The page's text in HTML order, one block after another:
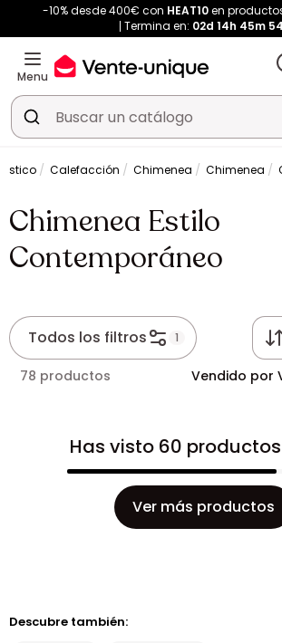
-10% desde 400€ con HEAT10en
Termina en: 02d 14h 45m
Menu
Calefacción Chimenea Chimenea
Chimenea Estilo
Contemporáneo
Todos los filtros 1
78 productos Vendido por
Has visto 60
Ver más productos
Descubre también: